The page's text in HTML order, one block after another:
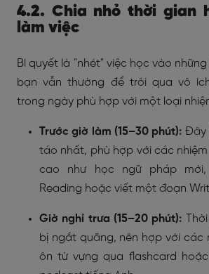
4.2. Chia nhỏ thời gian
làm việc
Bí quyết là "nhét" việc học vào
bạn vẫn thường để trôi qua vô
trong ngày phù hợp với một loại
Trước giờ làm (15–30 phút): Đây
táo nhất, phù hợp với các
cao như học ngữ pháp
Reading hoặc viết một đoạn
Giờ nghỉ trưa (15–20 phút):
bị ngắt quãng, nên hợp với các
ôn từ vựng qua flashcard